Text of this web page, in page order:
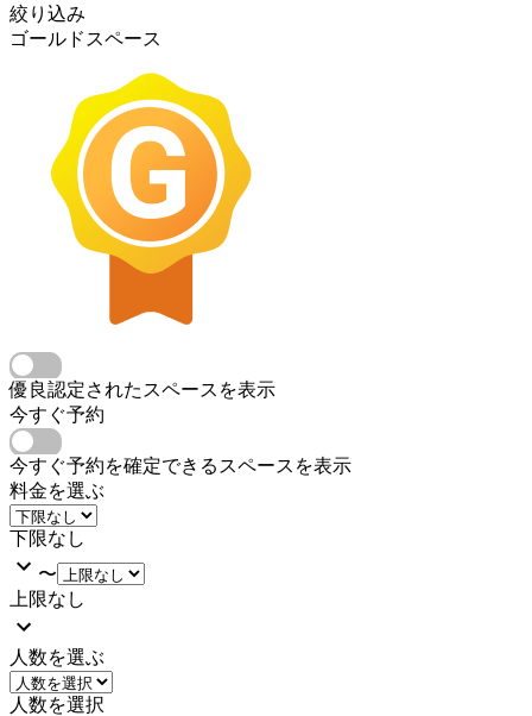
絞り込み
ゴールドスペース
優良認定されたスペースを表示
今すぐ予約
今すぐ予約を確定できるスペースを表示
料金を選ぶ
下限なし
〜
上限なし
人数を選ぶ
人数を選択